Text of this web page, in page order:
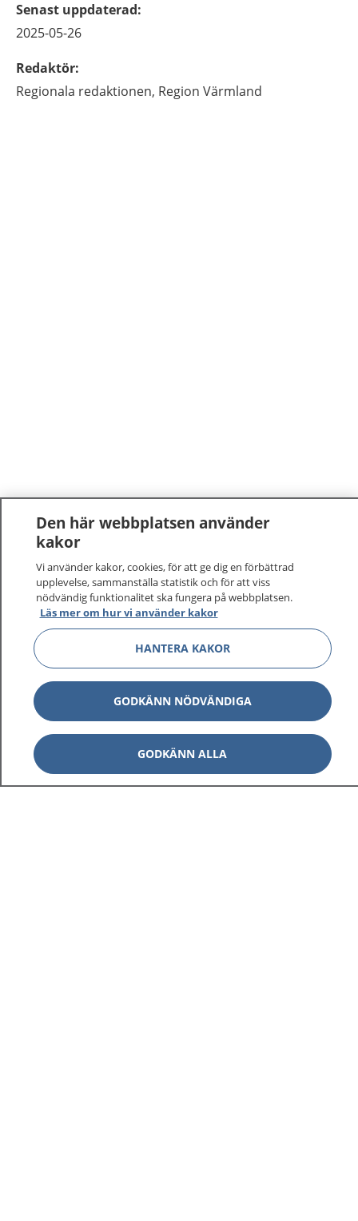
Senast uppdaterad:
2025-05-26
Redaktör:
Regionala redaktionen, Region Värmland
1177 tryggt om din hälsa och vård
På 1177.se får du råd om hälsa och information om
sjukdomar och vilka mottagningar du kan kontakta.
Logga in för att läsa din journal och göra dina
vårdärenden. Ring telefonnummer 1177 för
sjukvårdsrådgivning dygnet runt.
1177 ger dig råd när du vill må bättre.
Den här webbplatsen använder
kakor
Vi använder kakor, cookies, för att ge dig en förbättrad
upplevelse, sammanställa statistik och för att viss
nödvändig funktionalitet ska fungera på webbplatsen.
Läs mer om hur vi använder kakor
HANTERA KAKOR
GODKÄNN NÖDVÄNDIGA
GODKÄNN ALLA